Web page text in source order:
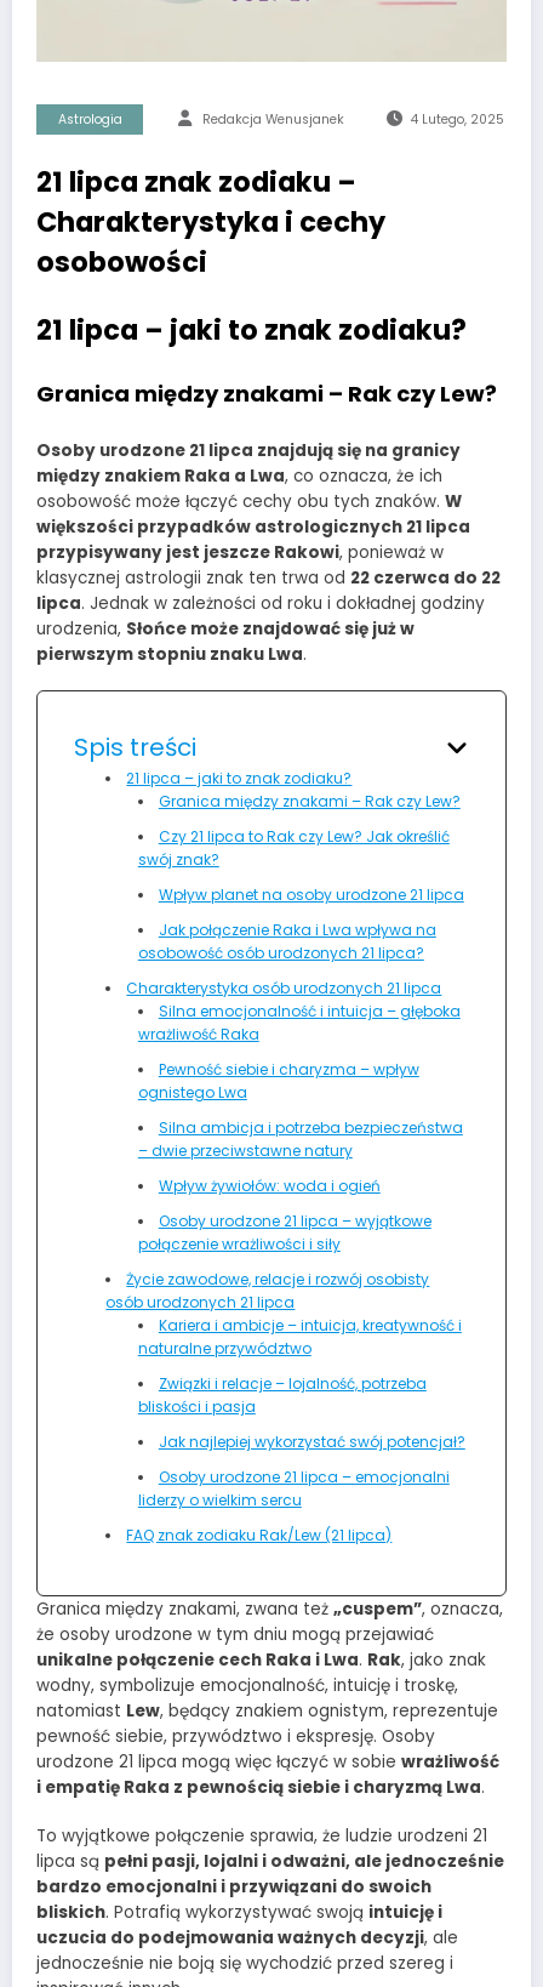
Astrologia Redakcja Wenusjanek 4 Lutego, 2025
21 lipca znak zodiaku –
Charakterystyka i cechy
osobowości
21 lipca – jaki to znak zodiaku?
Granica między znakami – Rak czy Lew?
Osoby urodzone 21 lipca znajdują się na granicy
między znakiem Raka a Lwa, co oznacza, że ich
osobowość może łączyć cechy obu tych znaków. W
większości przypadków astrologicznych 21 lipca
przypisywany jest jeszcze Rakowi, ponieważ w
klasycznej astrologii znak ten trwa od 22 czerwca do 22
lipca. Jednak w zależności od roku i dokładnej godziny
urodzenia, Słońce może znajdować się już w
pierwszym stopniu znaku Lwa.
Spis treści
21 lipca – jaki to znak zodiaku?
Granica między znakami – Rak czy Lew?
Czy 21 lipca to Rak czy Lew? Jak określić
swój znak?
Wpływ planet na osoby urodzone 21 lipca
Jak połączenie Raka i Lwa wpływa na
osobowość osób urodzonych 21 lipca?
Charakterystyka osób urodzonych 21 lipca
Silna emocjonalność i intuicja – głęboka
wrażliwość Raka
Pewność siebie i charyzma – wpływ
ognistego Lwa
Silna ambicja i potrzeba bezpieczeństwa
– dwie przeciwstawne natury
Wpływ żywiołów: woda i ogień
Osoby urodzone 21 lipca – wyjątkowe
połączenie wrażliwości i siły
Życie zawodowe, relacje i rozwój osobisty
osób urodzonych 21 lipca
Kariera i ambicje – intuicja, kreatywność i
naturalne przywództwo
Związki i relacje – lojalność, potrzeba
bliskości i pasja
Jak najlepiej wykorzystać swój potencjał?
Osoby urodzone 21 lipca – emocjonalni
liderzy o wielkim sercu
FAQ znak zodiaku Rak/Lew (21 lipca)
Granica między znakami, zwana też „cuspem”, oznacza,
że osoby urodzone w tym dniu mogą przejawiać
unikalne połączenie cech Raka i Lwa. Rak, jako znak
wodny, symbolizuje emocjonalność, intuicję i troskę,
natomiast Lew, będący znakiem ognistym, reprezentuje
pewność siebie, przywództwo i ekspresję. Osoby
urodzone 21 lipca mogą więc łączyć w sobie wrażliwość
i empatię Raka z pewnością siebie i charyzmą Lwa.
To wyjątkowe połączenie sprawia, że ludzie urodzeni 21
lipca są pełni pasji, lojalni i odważni, ale jednocześnie
bardzo emocjonalni i przywiązani do swoich
bliskich. Potrafią wykorzystywać swoją intuicję i
uczucia do podejmowania ważnych decyzji, ale
jednocześnie nie boją się wychodzić przed szereg i